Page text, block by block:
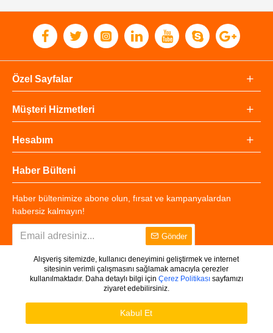
Özel Sayfalar
Müşteri Hizmetleri
Hesabım
Haber Bülteni
Haber bültenimize abone olun, fırsat ve kampanyalardan
habersiz kalmayın!
Gönder
Copyright © 2025 - Tüm Hakları Saklıdır.
Alışveriş sitemizde, kullanıcı deneyimini geliştirmek ve internet
sitesinin verimli çalışmasını sağlamak amacıyla çerezler
kullanılmaktadır. Daha detaylı bilgi için Çerez Politikasısayfamızı
ziyaret edebilirsiniz.
Kabul Et
Ürünleri Filtrele